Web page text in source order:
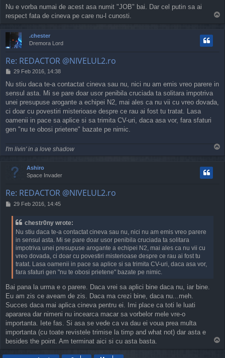
Nu e vorba numai de acest asa numit "JOB" bai. Dar cel putin sa ai
respect fata de cineva pe care nu-l cunosti.
.chester
Dremora Lord
Re: REDACTOR @NIVELUL2.ro
P
s
t
29 Feb 2016, 14:38
Nu stiu daca te-a contactat cineva sau nu, nici nu am emis vreo parere in
sensul asta. Mi se pare doar usor penibila cruciada ta solitara impotriva
unei presupuse arogante a echipei N2, mai ales ca nu vii cu vreo dovada,
ci doar cu povestiri misterioase despre ce rau ai fost tu tratat. Lasa
oamenii in pace sa aplice si sa trimita CV-uri, daca asa vor, fara sfaturi
gen "nu te obosi prietene" bazate pe nimic.
I'm livin' in a love shadow
o
Ashiro
Space Invader
Re: REDACTOR @NIVELUL2.ro
P29 Feb 2016, 14:45
chestr0ny wrote:
Nu stiu daca te-a contactat cineva sau nu, nici nu am emis vreo parere
in sensul asta. Mi se pare doar usor penibila cruciada ta solitara
impotriva unei presupuse arogante a echipei N2, mai ales ca nu vii cu
vreo dovada, ci doar cu povestiri misterioase despre ce rau ai fost tu
tratat. Lasa oamenii in pace sa aplice si sa trimita CV-uri, daca asa vor,
fara sfaturi gen "nu te obosi prietene" bazate pe nimic.
Bai pana la urma e o parere. Daca vrei sa aplici bine daca nu, iar bine.
Eu am zis ce aveam de zis. Daca ma crezi bine, daca nu...meh.
Succes daca mai aplica cineva pentru ei. Imi place ca toti le luati
apararea dar nimeni nu incearca macar sa vorbelor mele vre-o
importanta. Iete fas. Si asa se vede ca va dau ei voua prea multa
importanta (cu toate revistele trimise la timp and what not) dar asta e
besides the point. Am terminat aici si cu asta basta.